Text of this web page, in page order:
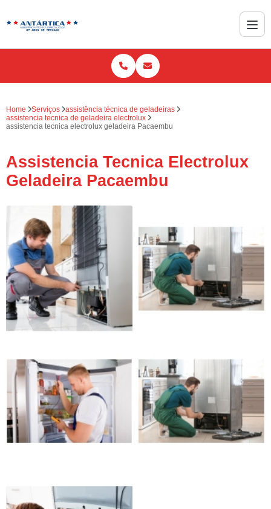
Home Serviços
assistência técnica de geladeiras
assistencia tecnica de geladeira electrolux
assistencia tecnica electrolux geladeira Pacaembu
Assistencia Tecnica Electrolux
Geladeira Pacaembu